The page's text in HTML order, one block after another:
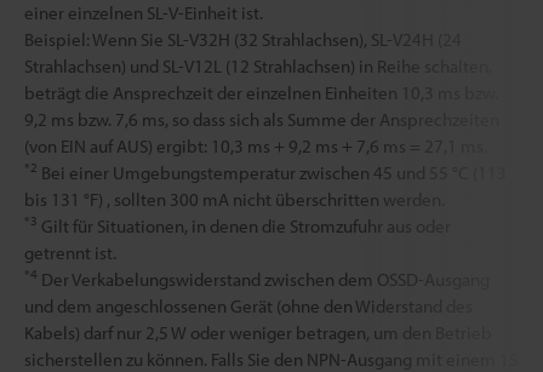
einer einzelnen SL-V-Einheit ist.
Beispiel: Wenn Sie SL-V32H (32 Strahlachsen), SL-V24H (24
Strahlachsen) und SL-V12L (12 Strahlachsen) in Reihe schalten,
beträgt die Ansprechzeit der einzelnen Einheiten 10,3 ms bzw.
9,2 ms bzw. 7,6 ms, so dass sich als Summe der Ansprechzeiten
(von EIN auf AUS) ergibt: 10,3 ms + 9,2 ms + 7,6 ms = 27,1 ms.
*2 Bei einer Umgebungstemperatur zwischen 45 und 55 °C (113
bis 131 °F) , sollten 300 mA nicht überschritten werden.
*3 Gilt für Situationen, in denen die Stromzufuhr aus oder
getrennt ist.
*4 Der Verkabelungswiderstand zwischen dem OSSD-Ausgang
und dem angeschlossenen Gerät (ohne den Widerstand des
Kabels) darf nur 2,5 W oder weniger betragen, um den Betrieb
sicherstellen zu können. Falls Sie den NPN-Ausgang mit einem 15